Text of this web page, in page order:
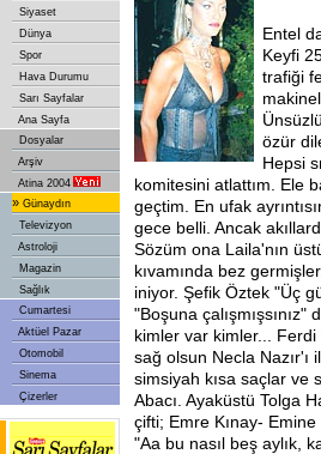
Siyaset
Dünya
Spor
Hava Durumu
Sarı Sayfalar
Ana Sayfa
Dosyalar
Arşiv
Atina 2004
» Günaydın
Televizyon
Astroloji
Magazin
Sağlık
Cumartesi
Aktüel Pazar
Otomobil
Sinema
Çizerler
Entel
Keyfi
trafiği
özür
Hepsi
komitesini atlattım. Ele
geçtim. En ufak
gece belli. Ancak
Sözüm ona Laila'nın
kıvamında bez
iniyor. Şefik Öztek "Üç
"Boşuna
kimler var kimler... Ferdi
sağ olsun Necla Nazır'ı
simsiyah kısa saçlar ve
Abacı. Ayaküstü Tolga
çifti; Emre Kınay-
"Aa bu nasıl beş aylık,